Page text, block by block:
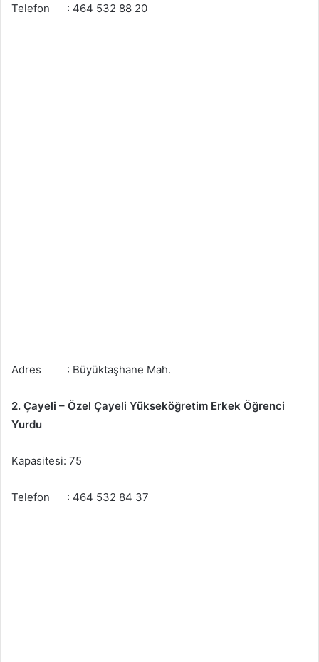
Telefon : 464 532 88 20
Adres : Büyüktaşhane Mah.
2. Çayeli – Özel Çayeli Yükseköğretim Erkek Öğrenci
Yurdu
Kapasitesi: 75
Telefon : 464 532 84 37